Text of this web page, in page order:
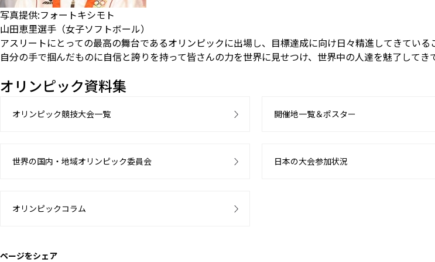
写真提供:フォートキシモト
山田恵里選手（女子ソフトボール）
アスリートにとっての最高の舞台であるオリンピックに出場し、目標達成に向け日々精進してきている
自分の手で掴んだものに自信と誇りを持って皆さんの力を世界に見せつけ、世界中の人達を魅了してき
オリンピック資料集
オリンピック競技大会一覧 開催地一覧＆ポスター
世界の国内・地域オリンピック委員会 日本の大会参加状況
オリンピックコラム
ページをシェア